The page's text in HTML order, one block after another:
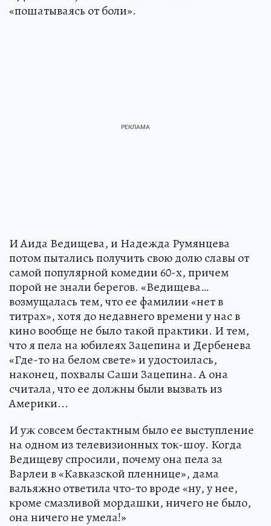
«пошатываясь от боли».
И Аида Ведищева, и Надежда Румянцева
потом пытались получить свою долю славы от
самой популярной комедии 60-х, причем
порой не знали берегов. «Ведищева…
возмущалась тем, что ее фамилии «нет в
титрах», хотя до недавнего времени у нас в
кино вообще не было такой практики. И тем,
что я пела на юбилеях Зацепина и Дербенева
«Где-то на белом свете» и удостоилась,
наконец, похвалы Саши Зацепина. А она
считала, что ее должны были вызвать из
Америки...
И уж совсем бестактным было ее выступление
на одном из телевизионных ток-шоу. Когда
Ведищеву спросили, почему она пела за
Варлеи в «Кавказской пленнице», дама
вальяжно ответила что-то вроде «ну, у нее,
кроме смазливой мордашки, ничего не было,
она ничего не умела!»